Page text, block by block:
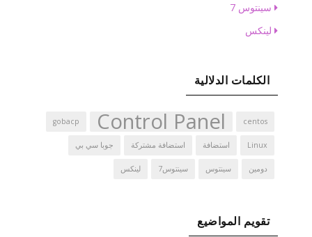
سينتوس 7
لينكس
الكلمات الدلالية
centos
Control Panel
gobacp
Linux استضافة استضافة مشتركة جوبا سي بي
دومين سينتوس سينتوس7 لينكس
تقويم المواضيع